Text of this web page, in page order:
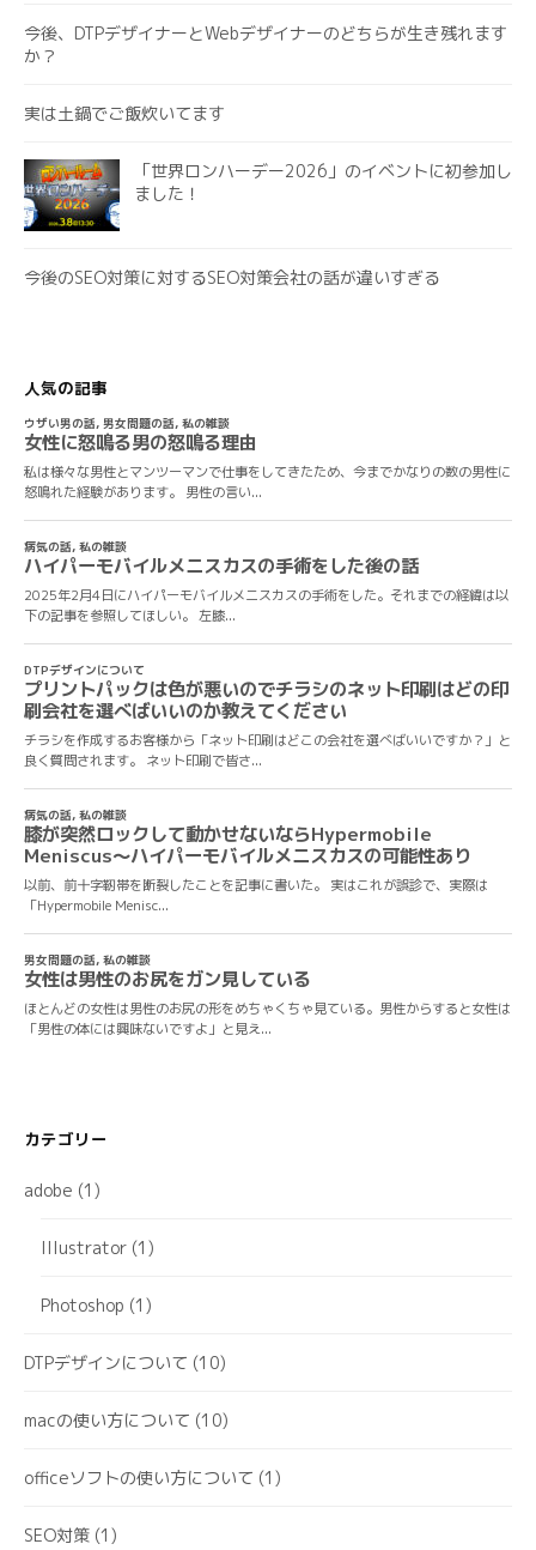
今後、DTPデザイナーとWebデザイナーのどちらが生き残れます
か？
実は土鍋でご飯炊いてます
「世界ロンハーデー2026」のイベントに初参加し
ました！
今後のSEO対策に対するSEO対策会社の話が違いすぎる
人気の記事
カテゴリー
adobe (1)
Illustrator (1)
Photoshop (1)
DTPデザインについて (10)
macの使い方について (10)
officeソフトの使い方について (1)
SEO対策 (1)